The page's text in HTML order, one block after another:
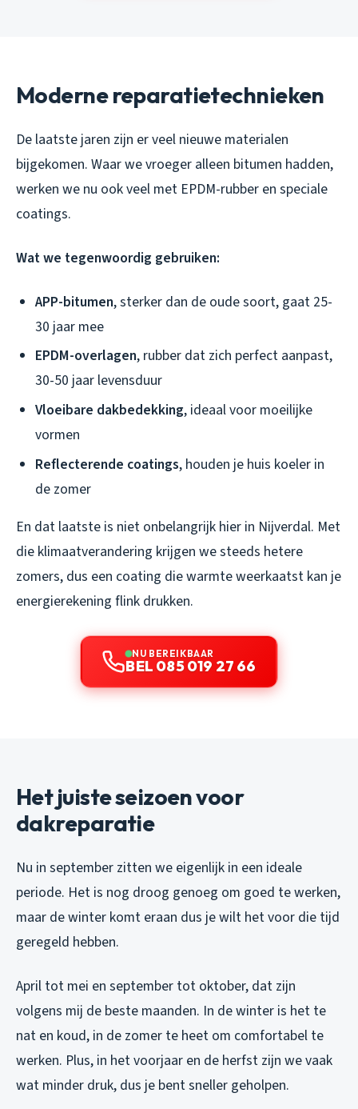
Moderne reparatietechnieken
De laatste jaren zijn er veel nieuwe materialen
bijgekomen. Waar we vroeger alleen bitumen hadden,
werken we nu ook veel met EPDM-rubber en speciale
coatings.
Wat we tegenwoordig gebruiken:
APP-bitumen, sterker dan de oude soort, gaat 25-
30 jaar mee
EPDM-overlagen, rubber dat zich perfect aanpast,
30-50 jaar levensduur
Vloeibare dakbedekking, ideaal voor moeilijke
vormen
Reflecterende coatings, houden je huis koeler in
de zomer
En dat laatste is niet onbelangrijk hier in Nijverdal. Met
die klimaatverandering krijgen we steeds hetere
zomers, dus een coating die warmte weerkaatst kan je
energierekening flink drukken.
NU BEREIKBAAR
BEL 085 019 27 66
Het juiste seizoen voor
dakreparatie
Nu in september zitten we eigenlijk in een ideale
periode. Het is nog droog genoeg om goed te werken,
maar de winter komt eraan dus je wilt het voor die tijd
geregeld hebben.
April tot mei en september tot oktober, dat zijn
volgens mij de beste maanden. In de winter is het te
nat en koud, in de zomer te heet om comfortabel te
werken. Plus, in het voorjaar en de herfst zijn we vaak
wat minder druk, dus je bent sneller geholpen.